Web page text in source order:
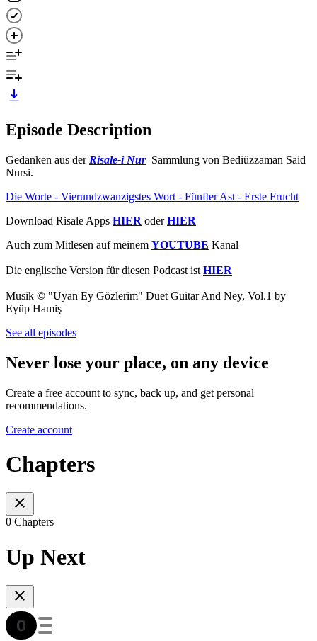
Episode Description
Gedanken aus der Risale-i Nur Sammlung von Bediüzzaman Said
Nursi.
Die Worte - Vierundzwanzigstes Wort - Fünfter Ast - Erste Frucht
Download Risale Apps HIER oderHIER
Auch zum Mitlesen auf meinem YOUTUBE Kanal
Die englische Version für diesen Podcast ist HIER
Musik © "Uyan Ey Gözlerim" Duet Guitar And Ney, Vol.1 by
Eyüp Hamiş
See all episodes
Never lose your place, on any device
Create a free account to sync, back up, and get personal
recommendations.
Create account
Chapters
0 Chapters
Up Next